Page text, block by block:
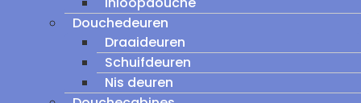
Douchedeuren
Draaideuren
Schuifdeuren
Nis deuren